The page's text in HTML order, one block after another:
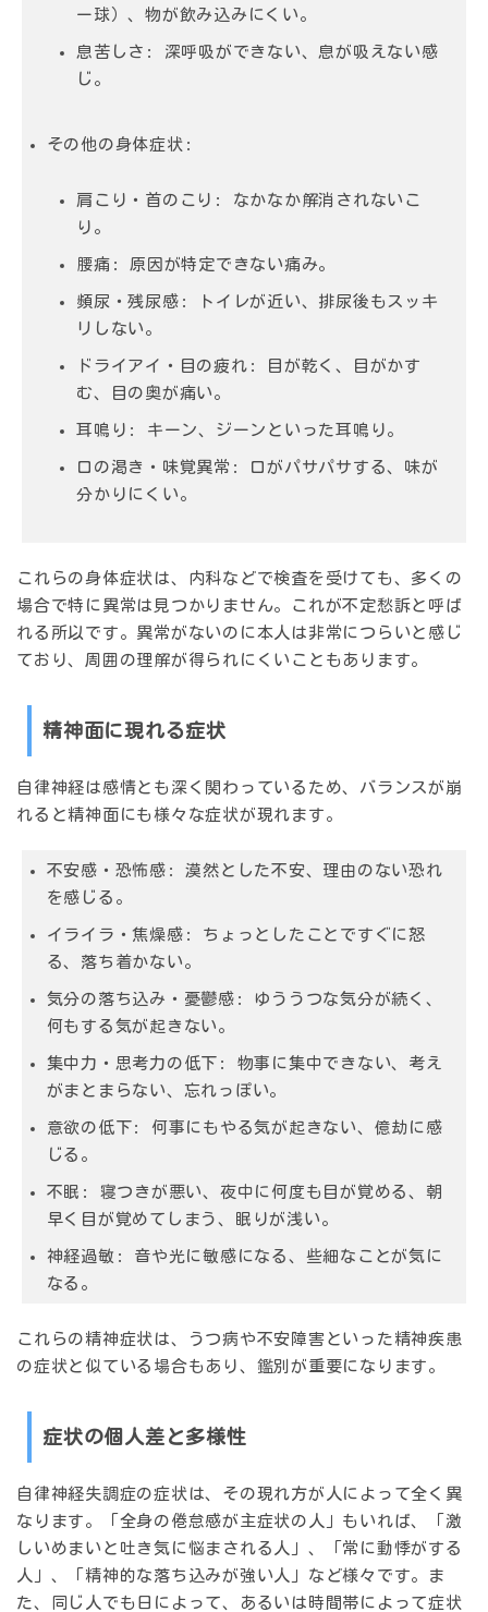
ー球）、物が飲み込みにくい。
息苦しさ : 深呼吸ができない、息が吸えない感
じ。
その他の身体症状 :
肩こり・首のこり : なかなか解消されないこ
り。
腰痛 : 原因が特定できない痛み。
頻尿・残尿感 : トイレが近い、排尿後もスッキ
リしない。
ドライアイ・目の疲れ : 目が乾く、目がかす
む、目の奥が痛い。
耳鳴り : キーン、ジーンといった耳鳴り。
口の渇き・味覚異常 : 口がパサパサする、味が
分かりにくい。
これらの身体症状は、内科などで検査を受けても、 多くの
場合で特に異常は見つかりません。これが不定愁訴と呼ば
れる所以です。異常がないのに本人は非常につらいと感じ
ており、周囲の理解が得られにくいこともあります。
精神面に現れる症状
自律神経は感情とも深く関わっているため、バランスが崩
れると精神面にも様々な症状が現れます。
不安感・恐怖感: 漠然とした不安、理由のない恐れ
を感じる。
イライラ・焦燥感: ちょっとしたことですぐに怒
る、落ち着かない。
気分の落ち込み・憂鬱感: ゆううつな気分が続く、
何もする気が起きない。
集中力・思考力の低下: 物事に集中できない、考え
がまとまらない、忘れっぽい。
意欲の低下: 何事にもやる気が起きない、億劫に感
じる。
不眠: 寝つきが悪い、夜中に何度も目が覚める、朝
早く目が覚めてしまう、眠りが浅い。
神経過敏: 音や光に敏感になる、些細なことが気に
なる。
これらの精神症状は、うつ病や不安障害といった精神疾患
の症状と似ている場合もあり、鑑別が重要になります。
症状の個人差と多様性
自律神経失調症の症状は、 その現れ方が人によって全く異
なります 。「全身の倦怠感が主症状の人」もいれば、「激
しいめまいと吐き気に悩まされる人」、「常に動悸がする
人」、「精神的な落ち込みが強い人」など様々です。ま
た、同じ人でも日によって、あるいは時間帯によって症状